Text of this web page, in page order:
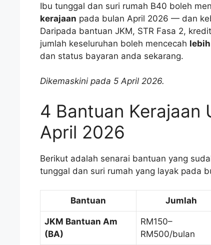
Ibu tunggal dan suri rumah B40 boleh
kerajaan pada bulan April 2026 — dan
Daripada bantuan JKM, STR Fasa 2,
jumlah keseluruhan boleh mencecah
dan status bayaran anda sekarang.
Dikemaskini pada 5 April 2026.
4 Bantuan Kerajaan
April 2026
Berikut adalah senarai bantuan yang
tunggal dan suri rumah yang layak pada
Bantuan Jumlah
JKM Bantuan Am
(BA)
RM150–
RM500/bulan